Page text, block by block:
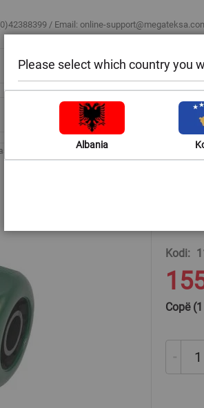
/ Email: online-
Bli sipas ambientit
me fileto tub-tub, polipropilen, jeshile, 19 mm
Kodi
Copë
-
Please select which country you
Albania